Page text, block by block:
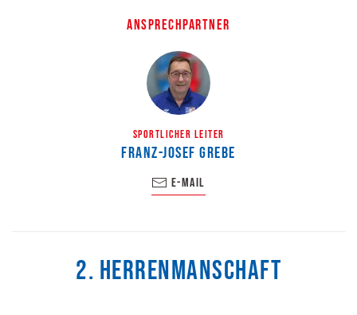
2. Herrenmanschaft
Ansprechpartner
Sportlicher Leiter
Franz-Josef Grebe
E-Mail